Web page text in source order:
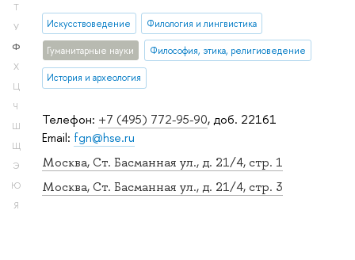
Т
У
Ф
Х
Ц
Ч
Ш
Щ
Э
Ю
Я
Телефон: +7 (495) 772-95-90, доб. 22161
Email: fgn@hse.ru
Москва, Ст. Басманная ул., д. 21/4, стр. 1
Москва, Ст. Басманная ул., д. 21/4, стр. 3
Искусствоведение Филология и лингвистика
Гуманитарные науки Философия, этика, религиоведение
История и археология